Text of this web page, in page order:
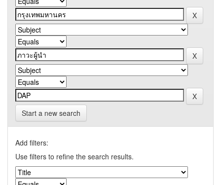
Start a new search
Add filters:
Use filters to refine the search results.